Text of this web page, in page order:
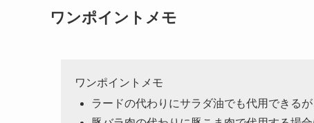
ワンポイントメモ
ワンポイントメモ
ラードの代わりにサラダ油でも代用できる